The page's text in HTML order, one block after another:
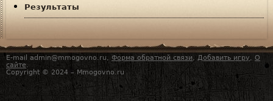
Результаты
E-mail admin@mmogovno.ru, Форма обратной связи, Добавить игру, О
сайте.
Copyright © 2024 – Mmogovno.ru